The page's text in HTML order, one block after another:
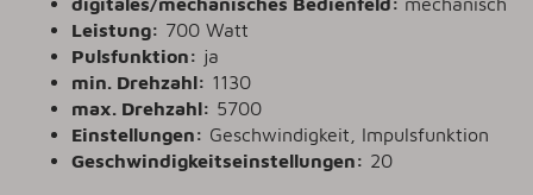
Leistung: 700 Watt
Pulsfunktion: ja
min. Drehzahl: 1130
max. Drehzahl: 5700
Einstellungen: Geschwindigkeit, Impulsfunktion
Geschwindigkeitseinstellungen: 20